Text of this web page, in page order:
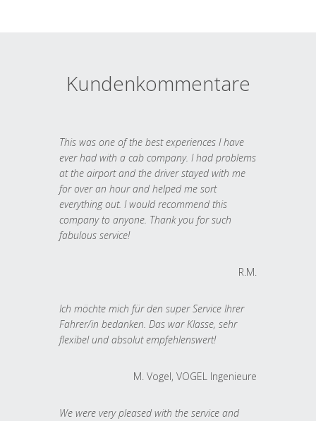
Kundenkommentare
This was one of the best experiences I have
ever had with a cab company. I had problems
at the airport and the driver stayed with me
for over an hour and helped me sort
everything out. I would recommend this
company to anyone. Thank you for such
fabulous service!
R.M.
Ich möchte mich für den super Service Ihrer
Fahrer/in bedanken. Das war Klasse, sehr
flexibel und absolut empfehlenswert!
M. Vogel, VOGEL Ingenieure
We were very pleased with the service and